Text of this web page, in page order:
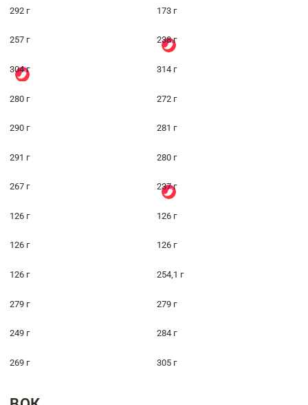
292 г 173 г
257 г 238 г
304 г 314 г
280 г 272 г
290 г 281 г
291 г 280 г
267 г 237 г
126 г 126 г
126 г 126 г
126 г 254,1 г
279 г 279 г
249 г 284 г
269 г 305 г